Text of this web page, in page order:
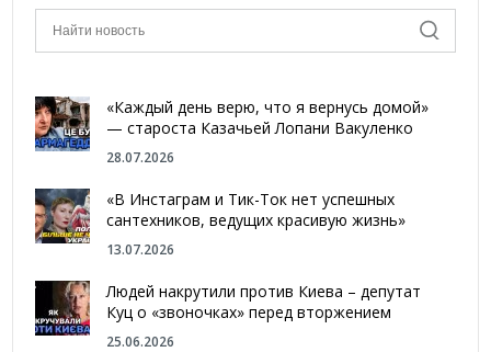
«Каждый день верю, что я вернусь домой»
— староста Казачьей Лопани Вакуленко
28.07.2026
«В Инстаграм и Тик-Ток нет успешных
сантехников, ведущих красивую жизнь»
13.07.2026
Людей накрутили против Киева – депутат
Куц о «звоночках» перед вторжением
25.06.2026